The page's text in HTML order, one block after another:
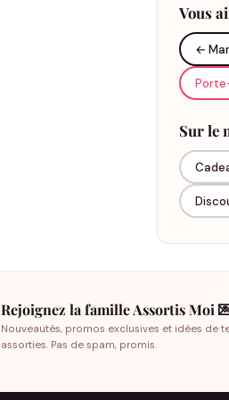
T-
Lest-
Pour
C'est le
Le t-
Vous
←
Sur le
Rejoignez la famille Assortis Moi
Nouveautés, promos exclusives et idées de
assorties. Pas de spam, promis.